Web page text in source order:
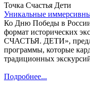
Точка Счастья Дети
Уникальные
Ко Дню Победы в
формат исторических
СЧАСТЬЯ. ДЕТИ»,
программы, которые
традиционных
Подробнее...